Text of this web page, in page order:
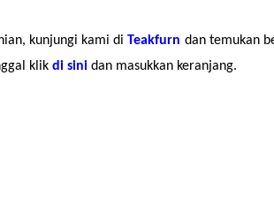
kunjungi kami di Teakfurn dan temukan
klik di sini dan masukkan keranjang.